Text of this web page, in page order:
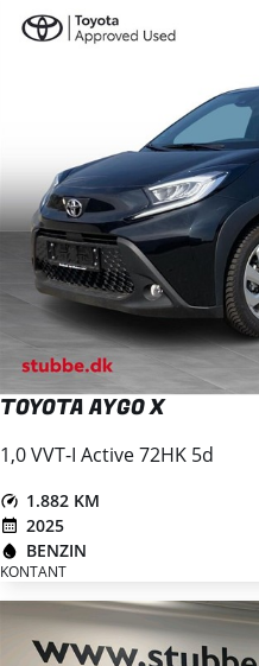
TOYOTA AYGO X
1,0 VVT-I Active 72HK 5d
1.882 KM
2025
BENZIN
KONTANT